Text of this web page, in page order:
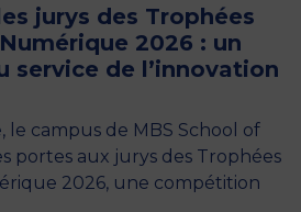
jurys des Trophées
2026 : un
service de l’innovation
le campus de MBS School of
portes aux jurys des Trophées
2026, une compétition